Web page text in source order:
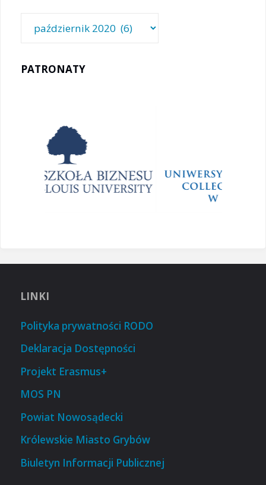
Archiwa
PATRONATY
LINKI
Polityka prywatności RODO
Deklaracja Dostępności
Projekt Erasmus+
MOS PN
Powiat Nowosądecki
Królewskie Miasto Grybów
Biuletyn Informacji Publicznej